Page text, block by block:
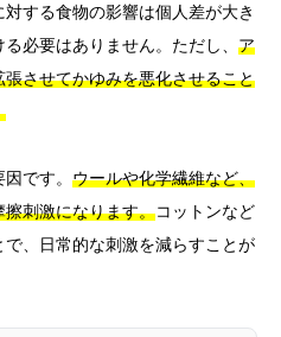
する食物の影響は個人差が大き
必要はありません。ただし、 ア
させてかゆみを悪化させること
です。 ウールや化学繊維など、
刺激になります。コットンなど
、日常的な刺激を減らすことが